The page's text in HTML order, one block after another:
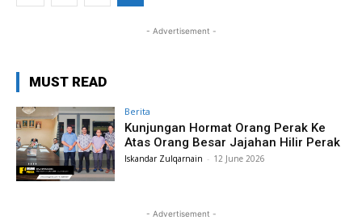
- Advertisement -
MUST READ
Berita
Kunjungan Hormat Orang Perak Ke
Atas Orang Besar Jajahan Hilir Perak
Iskandar Zulqarnain - 12 June 2026
- Advertisement -